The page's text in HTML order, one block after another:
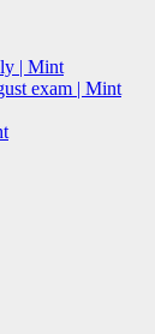
| Mint
exam | Mint